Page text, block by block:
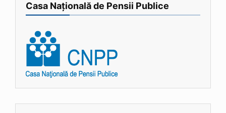
Casa Națională de Pensii Publice